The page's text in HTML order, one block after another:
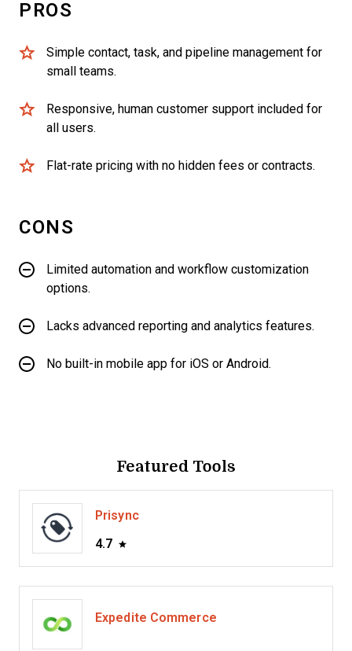
PROS
Simple contact, task, and pipeline management for
small teams.
Responsive, human customer support included for
all users.
Flat-rate pricing with no hidden fees or contracts.
CONS
Limited automation and workflow customization
options.
Lacks advanced reporting and analytics features.
No built-in mobile app for iOS or Android.
Featured Tools
Prisync
4.7
Expedite Commerce